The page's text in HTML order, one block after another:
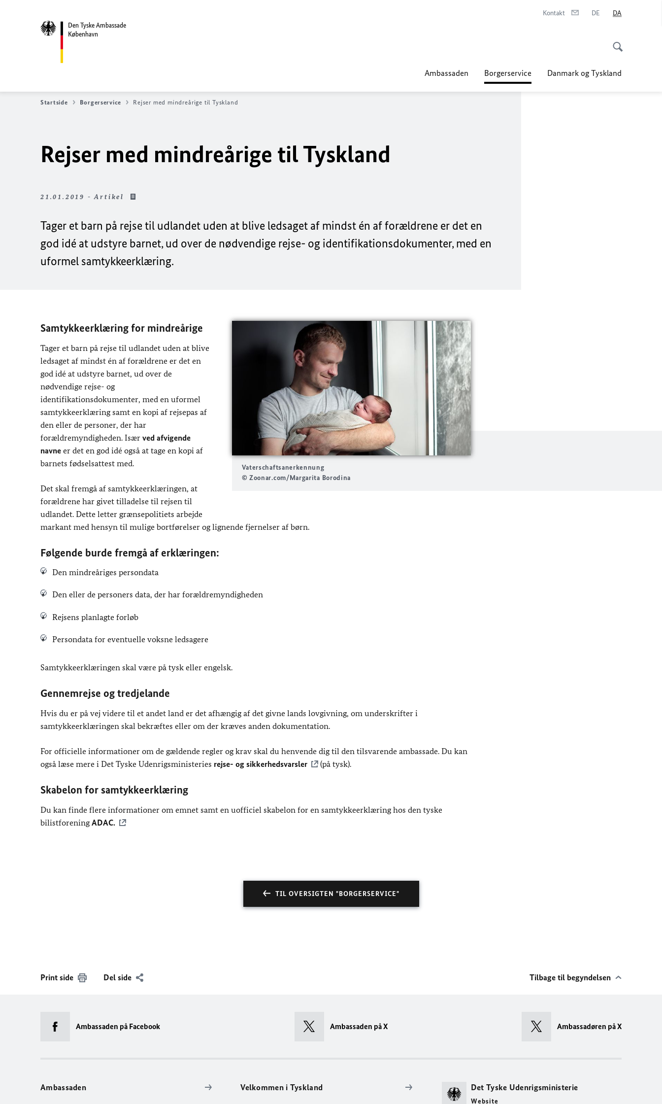
Den Tyske Ambassade
København
Kontakt DE DA
Ambassaden Borgerservice Danmark og Tyskland
Startside Borgerservice Rejser med mindreårige til Tyskland
Rejser med mindreårige til Tyskland
21.01.2019 - Artikel
Tager et barn på rejse til udlandet uden at blive ledsaget af mindst én af forældrene er det en
god idé at udstyre barnet, ud over de nødvendige rejse- og identifikationsdokumenter, med en
uformel samtykkeerklæring.
Vaterschaftsanerkennung
© Zoonar.com/Margarita Borodina
Samtykkeerklæring for mindreårige
Tager et barn på rejse til udlandet uden at blive
ledsaget af mindst én af forældrene er det en
god idé at udstyre barnet, ud over de
nødvendige rejse- og
identifikationsdokumenter, med en uformel
samtykkeerklæring samt en kopi af rejsepas af
den eller de personer, der har
forældremyndigheden. Især ved afvigende
navne er det en god idé også at tage en kopi af
barnets fødselsattest med.
Det skal fremgå af samtykkeerklæringen, at
forældrene har givet tilladelse til rejsen til
udlandet. Dette letter grænsepolitiets arbejde
markant med hensyn til mulige bortførelser og lignende fjernelser af børn.
Følgende burde fremgå af erklæringen:
Den mindreåriges persondata
Den eller de personers data, der har forældremyndigheden
Rejsens planlagte forløb
Persondata for eventuelle voksne ledsagere
Samtykkeerklæringen skal være på tysk eller engelsk.
Gennemrejse og tredjelande
Hvis du er på vej videre til et andet land er det afhængig af det givne lands lovgivning, om underskrifter i
samtykkeerklæringen skal bekræftes eller om der kræves anden dokumentation.
For officielle informationer om de gældende regler og krav skal du henvende dig til den tilsvarende ambassade. Du kan
også læse mere i Det Tyske Udenrigsministeries rejse- og sikkerhedsvarsler (på tysk).
Skabelon for samtykkeerklæring
Du kan finde flere informationer om emnet samt en uofficiel skabelon for en samtykkeerklæring hos den tyske
bilistforeningADAC.
TIL OVERSIGTEN "BORGERSERVICE"
Print side Del side Tilbage til begyndelsen
Ambassaden på Facebook Ambassaden på X Ambassadøren på X
Ambassaden Velkommen i Tyskland Det Tyske Udenrigsministerie
Website